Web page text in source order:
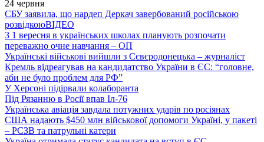
24 червня
СБУ заявила, що нардеп Деркач завербований російською
розвідкоюВІДЕО
З 1 вересня в українських школах планують розпочати
переважно очне навчання – ОП
Українські військові вийшли з Сєвєродонецька – журналіст
Кремль відреагував на кандидатство України в ЄС: “головне,
аби не було проблем для РФ”
У Херсоні підірвали колаборанта
Під Рязанню в Росії впав Іл-76
Українська авіація завдала потужних ударів по росіянах
США надають $450 млн військової допомоги Україні, у пакеті
– РСЗВ та патрульні катери